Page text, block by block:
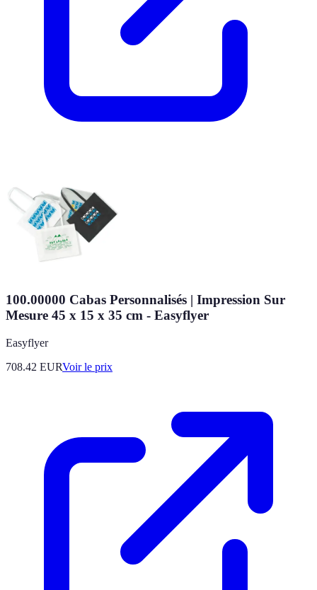
100.00000 Cabas Personnalisés | Impression Sur
Mesure 45 x 15 x 35 cm - Easyflyer
Easyflyer
708.42 EURVoir le prix